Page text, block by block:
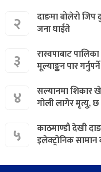
२
दाङमा बोलेरो जिप
जना घाईते
३
रास्वपाबाट
मूल्याङ्कन पार गर्नुपर्ने
४
सल्यानमा शिकार
गोली लागेर मृत्यु, छ
५
काठमाण्डौ देखी
इलेक्ट्रोनिक सामान